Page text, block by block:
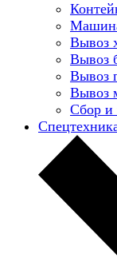
Вывоз
Вывоз
Вывоз
Вывоз
Сбор и